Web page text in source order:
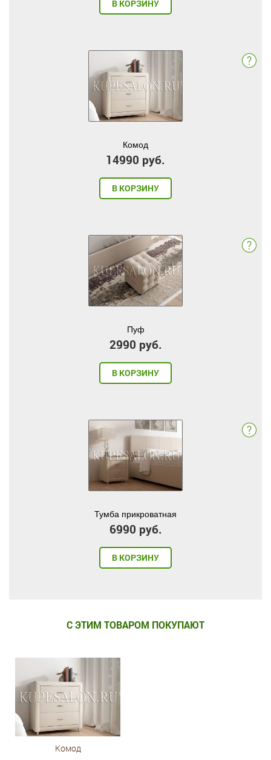
В КОРЗИНУ
Комод
14990 руб.
В КОРЗИНУ
Пуф
2990 руб.
В КОРЗИНУ
Тумба прикроватная
6990 руб.
В КОРЗИНУ
С ЭТИМ ТОВАРОМ ПОКУПАЮТ
Комод